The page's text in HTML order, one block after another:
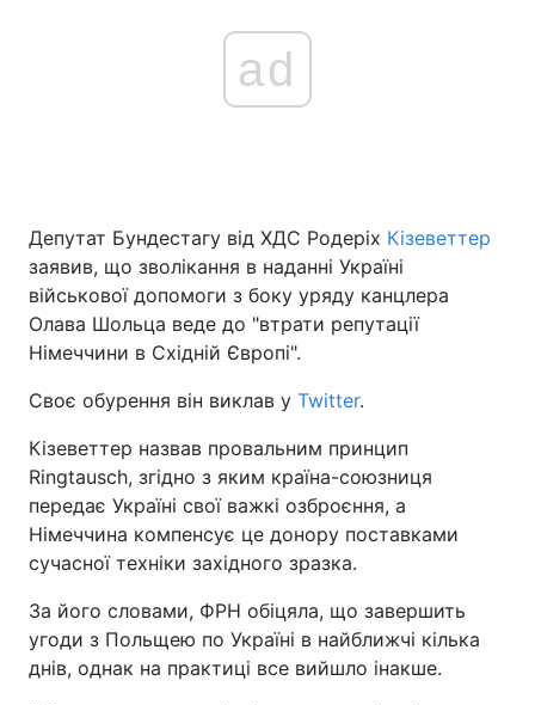
ad
Депутат Бундестагу від ХДС Родеріх Кізеветтер
заявив, що зволікання в наданні Україні
військової допомоги з боку уряду канцлера
Олава Шольца веде до "втрати репутації
Німеччини в Східній Європі".
Своє обурення він виклав у Twitter.
Кізеветтер назвав провальним принцип
Ringtausch, згідно з яким країна-союзниця
передає Україні свої важкі озброєння, а
Німеччина компенсує це донору поставками
сучасної техніки західного зразка.
За його словами, ФРН обіцяла, що завершить
угоди з Польщею по Україні в найближчі кілька
днів, однак на практиці все вийшло інакше.